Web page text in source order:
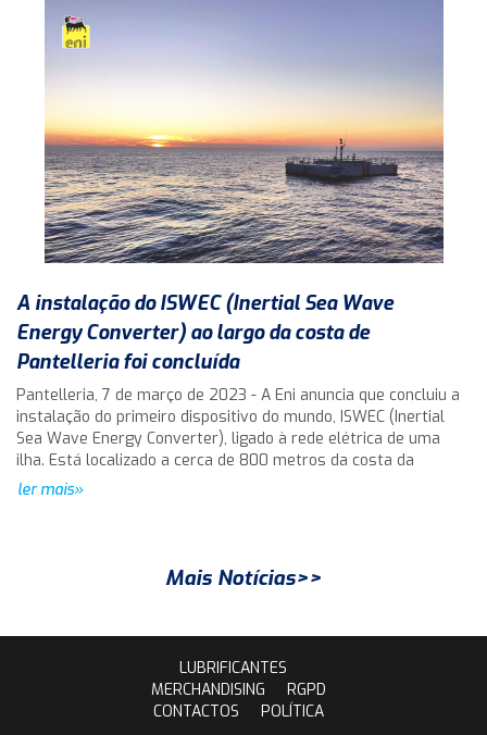
A instalação do ISWEC (Inertial Sea Wave
Energy Converter) ao largo da costa de
Pantelleria foi concluída
Pantelleria, 7 de março de 2023 - A Eni anuncia que concluiu a
instalação do primeiro dispositivo do mundo, ISWEC (Inertial
Sea Wave Energy Converter), ligado à rede elétrica de uma
ilha. Está localizado a cerca de 800 metros da costa da
ler mais»
Mais Notícias>>
LUBRIFICANTES
MERCHANDISING
RGPD
CONTACTOS
POLÍTICA